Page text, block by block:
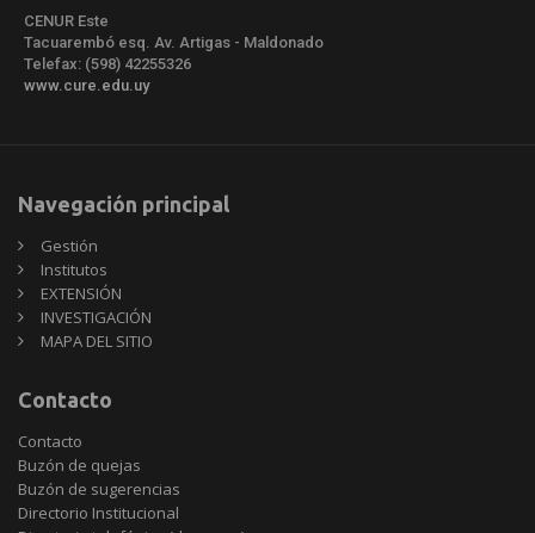
CENUR Este
Tacuarembó esq. Av. Artigas - Maldonado
Telefax: (598) 42255326
www.cure.edu.uy
Navegación principal
Gestión
Institutos
EXTENSIÓN
INVESTIGACIÓN
MAPA DEL SITIO
Contacto
Contacto
Buzón de quejas
Buzón de sugerencias
Directorio Institucional